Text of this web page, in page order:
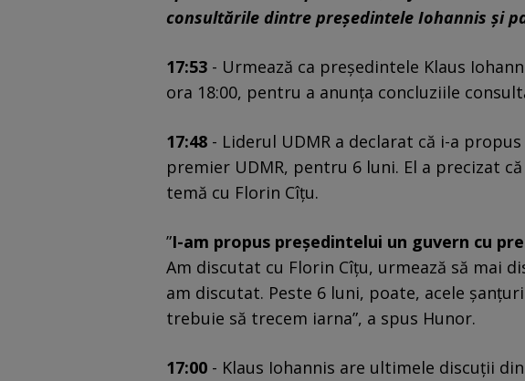
consultările dintre preşedintele Iohannis și
17:53 - Urmează ca președintele Klaus
ora 18:00, pentru a anunța concluziile
17:48 - Liderul UDMR a declarat că i-a
premier UDMR, pentru 6 luni. El a precizat
temă cu Florin Cîțu.
”I-am propus președintelui un guvern cu
Am discutat cu Florin Cîțu, urmează să mai
am discutat. Peste 6 luni, poate, acele
trebuie să trecem iarna”, a spus Hunor.
17:00 - Klaus Iohannis are ultimele discuții